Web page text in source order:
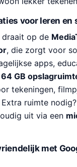
voor leren en
draait op de
, die zorgt voor
apps,
64 GB
tekeningen,
ruimte
uit via een
met